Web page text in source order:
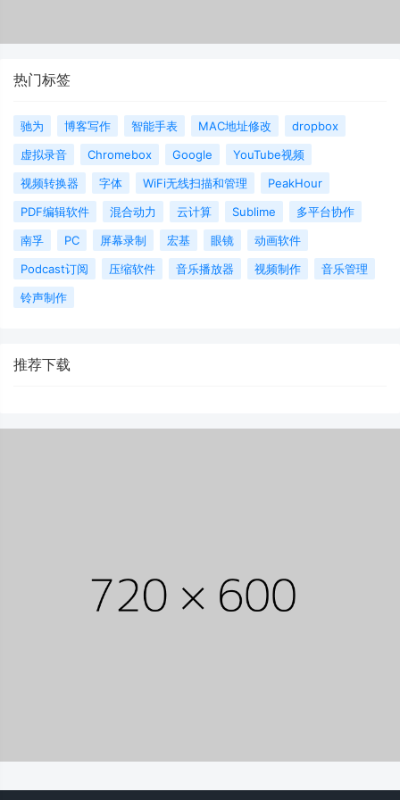
热门标签
驰为 博客写作 智能手表 MAC地址修改
dropbox
虚拟录音
Chromebox Google
YouTube视频
视频转换器
字体 WiFi无线扫描和管理
PeakHour
PDF编辑软件
混合动力 云计算 Sublime
多平台协作
南孚
PC 屏幕录制 宏基 眼镜
动画软件
Podcast订阅
压缩软件 音乐播放器 视频制作
音乐管理
铃声制作
推荐下载